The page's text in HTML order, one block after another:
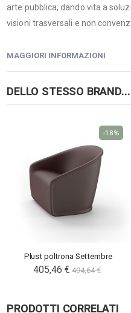
arte pubblica, dando vita a
visioni trasversali e non
MAGGIORI INFORMAZIONI
DELLO STESSO BRAND...
Plust poltrona Settembre
405,46 € 494,64 €
-18%
PRODOTTI CORRELATI